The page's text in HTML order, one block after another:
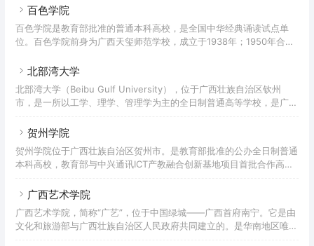
2003年10月，原梧州教育学院和原梧州师范学校合并为广西大学梧州
学院。2020年3月学校官网显示，学校有北校区、师范校区、东校区三
个校区。校园占地1700余亩，全日制在校大学生16970人，国际学生
百色学院
百色学院是教育部批准的普通本科高校，是全国中华经典诵读试点单
位。百色学院前身为广西天玺师范学校，成立于1938年；1950年合并
广西右江民族师范学院在百色师范学校的基础上成立。2006年2月批准
校占地面积1833.22亩，分为东河和毕成两个校区。占地2745亩的白
东校区即将建成，建筑面积47.27万平方米，教学科研仪器设备总值
北部湾大学
北部湾大学（Beibu Gulf University），位于广西壮族自治区钦州
市，是一所以工学、理学、管理学为主的全日制普通高等学校，是广西
“应用型本科高校”项目单位、教育部学校规划建设发展中心“产教融合
创新实验项目”基地院校、广西新建本科院校整体转型发展试点院校、
全国应用技术大学联盟首批理事高校，学校校园为3A级景区。学校前
身为始建于1973年的钦州地区师范学校。1982年设立钦州地区教师进
贺州学院
贺州学院位于广西壮族自治区贺州市。是教育部批准的公办全日制普通
本科高校，教育部与中兴通讯ICT产教融合创新基地项目首批合作高校
(学院)联盟成员，广西硕士学位授予单位项目建设单位，广西整体转型
院的前身是创建于1943年的广西立平乐师范学校。1957年5月，更名
为贺县师范学校。1983年7月，更名为梧州地区教师进修学院。1988
广西艺术学院
广西艺术学院，简称“广艺”，位于中国绿城——广西首府南宁。它是由
文化和旅游部与广西壮族自治区人民政府共同建立的。是华南地区唯一